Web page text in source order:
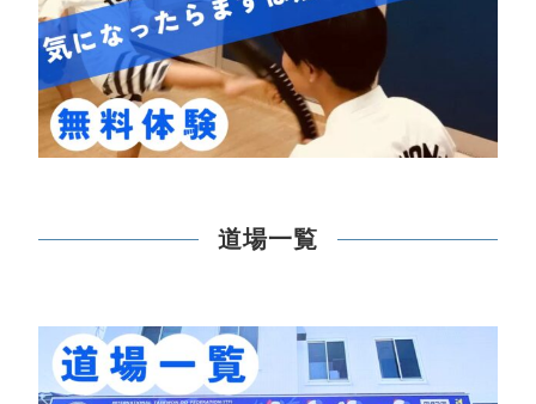
道場一覧